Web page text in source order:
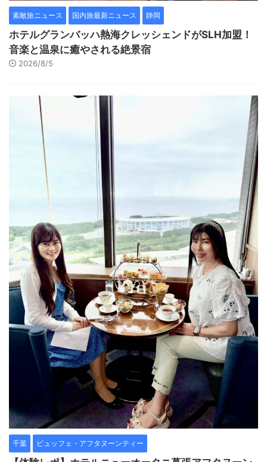
素敵旅ニュース 国内旅最新ニュース 静岡
ホテルグランバッハ熱海クレッシェンドがSLH加盟！
音楽と温泉に癒やされる絶景宿
2026/8/5
千葉 ビュッフェ・アフタヌーンティー